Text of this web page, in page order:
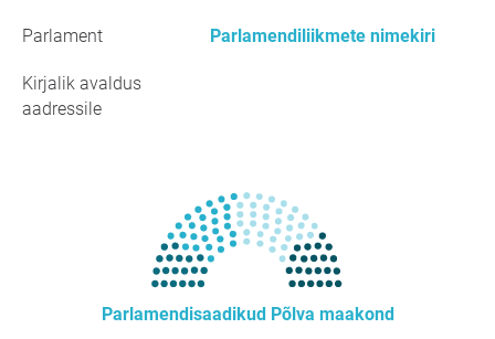
Parlament Parlamendiliikmete nimekiri
Kirjalik avaldus
aadressile
Parlamendisaadikud Põlva maakond